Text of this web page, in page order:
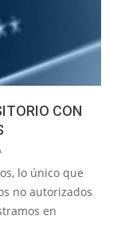
CON
lo único que
no autorizados
en